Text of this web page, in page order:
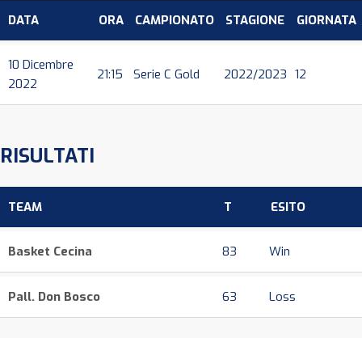
DATA ORA CAMPIONATO STAGIONE GIORNATA
10 Dicembre
2022
21:15 Serie C Gold 2022/2023 12
RISULTATI
TEAM T ESITO
Basket Cecina 83 Win
Pall. Don Bosco 63 Loss